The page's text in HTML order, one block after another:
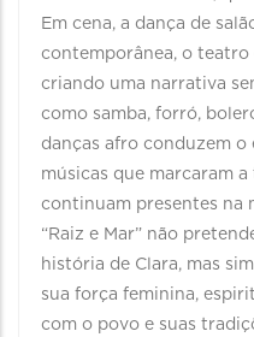
Em cena, a dança de
contemporânea, o teatro
criando uma narrativa
como samba, forró,
danças afro conduzem o
músicas que marcaram
continuam presentes na
“Raiz e Mar” não
história de Clara, mas
sua força feminina,
com o povo e suas